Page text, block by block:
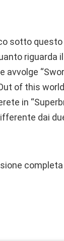
sotto
riguarda
of this
in
dai